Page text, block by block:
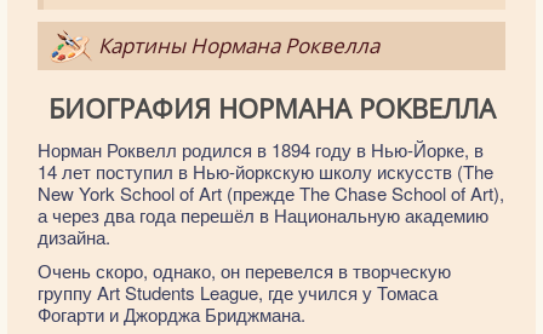
Картины Нормана Роквелла
БИОГРАФИЯ НОРМАНА РОКВЕЛЛА
Норман Роквелл родился в 1894 году в Нью-Йорке, в
14 лет поступил в Нью-йоркскую школу искусств (The
New York School of Art (прежде The Chase School of Art),
а через два года перешёл в Национальную академию
дизайна.
Очень скоро, однако, он перевелся в творческую
группу Art Students League, где учился у Томаса
Фогарти и Джорджа Бриджмана.